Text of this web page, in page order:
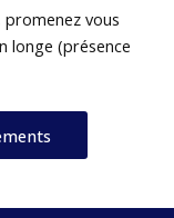
promenez vous
longe (présence